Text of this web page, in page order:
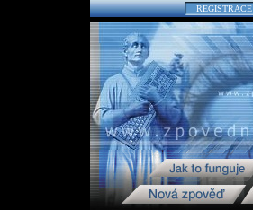
REGISTRACE